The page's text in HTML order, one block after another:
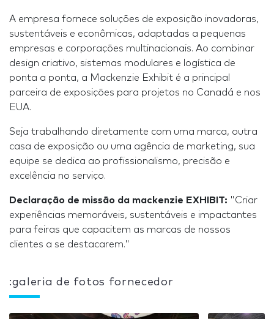
A empresa fornece soluções de exposição inovadoras,
sustentáveis e econômicas, adaptadas a pequenas
empresas e corporações multinacionais. Ao combinar
design criativo, sistemas modulares e logística de
ponta a ponta, a Mackenzie Exhibit é a principal
parceira de exposições para projetos no Canadá e nos
EUA.
Seja trabalhando diretamente com uma marca, outra
casa de exposição ou uma agência de marketing, sua
equipe se dedica ao profissionalismo, precisão e
excelência no serviço.
Declaração de missão da mackenzie EXHIBIT: "Criar
experiências memoráveis, sustentáveis e impactantes
para feiras que capacitem as marcas de nossos
clientes a se destacarem."
:galeria de fotos fornecedor